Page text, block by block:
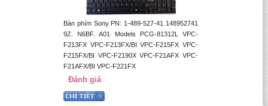
Bàn phím Sony PN: 1-489-527-41 148952741
9Z. N6BF. A01 Models PCG-81312L VPC-
F213FX VPC-F213FX/BI VPC-F215FX VPC-
F215FX/BI VPC-F2190X VPC-F21AFX VPC-
F21AFX/BI VPC-F221FX
Đánh giá